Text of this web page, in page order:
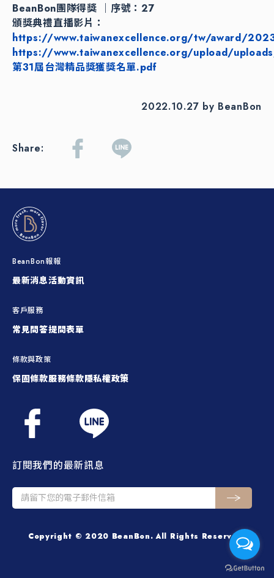
BeanBon團隊得獎 ｜序號：27
頒獎典禮直播影片：
https://www.taiwanexcellence.org/tw/award/
https://www.taiwanexcellence.org/upload/
第31屆台灣精品獎獲獎名單.pdf
2022.10.27 by BeanBon
Share:
BeanBon報報
最新消息活動資訊
客戶服務
常見問答提問表單
條款與政策
保固條款服務條款隱私權政策
訂閱我們的最新訊息
Copyright © 2020 BeanBon. All Rights Reserved.